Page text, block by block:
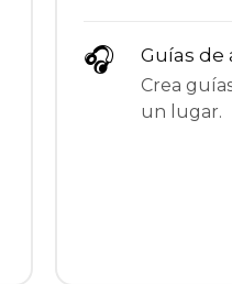
🎧 Guías de
Crea
un lugar.